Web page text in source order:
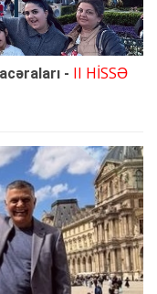
- II HİSSƏ